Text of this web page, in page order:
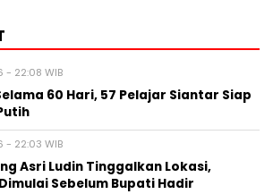
- 22:08 WIB
60 Hari, 57 Pelajar Siantar Siap
- 22:03 WIB
Asri Ludin Tinggalkan Lokasi,
Sebelum Bupati Hadir